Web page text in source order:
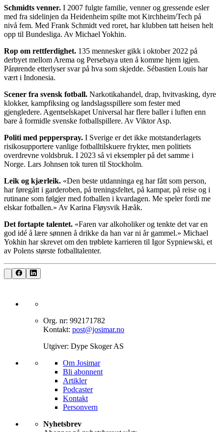
Schmidts venner. I 2007 fulgte familie, venner og gressende esler
med fra sidelinjen da Heidenheim spilte mot Kirchheim/Tech på
nivå fem. Med Frank Schmidt ved roret, har klubben tatt heisen helt
opp til Bundesliga. Av Michael Yokhin.
Rop om rettferdighet. 135 mennesker gikk i oktober 2022 på
derbyet mellom Arema og Persebaya uten å komme hjem igjen.
Pårørende etterlyser svar på hva som skjedde. Sébastien Louis har
vært i Indonesia.
Scener fra svensk fotball. Narkotikahandel, drap, hvitvasking, dyre
klokker, kampfiksing og landslagsspillere som fester med
gjengledere. Agentselskapet Universal har flere baller i luften enn
bare å formidle svenske fotballspillere. Av Viktor Asp.
Politi med pepperspray. I Sverige er det ikke motstanderlagets
risikosupportere vanlige fotballtilskuere frykter, men politiets
overdrevne voldsbruk. I 2023 så vi eksempler på det samme i
Norge. Lars Johnsen tok turen til Stockholm.
Leik og kjærleik. «Den beste utdanninga eg har fått som person,
har føregått i garderoben, på treningsfeltet, på kampar, på reise og i
rutinane som følgjer med fotballen i kvardagen. Me speler fordi me
elskar fotballen.» Av Karina Fløysvik Hæåk.
Det fortapte talentet. «Faren var alkoholiker og tenkte det var en
god idé å lære sønnen å drikke da han var ni år gammel.» Michael
Yokhin har skrevet om den trøblete karrieren til Igor Sypniewski, et
av Polens største fotballtalenter.
Org. nr: 992171782
Kontakt: post@josimar.no
Utgiver: Dype Skoger AS
Om J‌osimar ‍ ​‍​‍‌‍
Bli abonnent​​​​‌ ‍ ​‍​‍‌‍ ‌ ​‍‌‍‍‌‌‍‌ ‌‍‍‌‌‍ ‍​‍​‍​ ‍‍​‍​‍‌ ​ ‌‍​‌‌‍ ‍‌‍‍‌‌ ‌​‌ ‍‌​‍ ‍‌‍‍‌‌‍ ​‍​‍​‍ ​​‍​‍‌‍‍​‌ ​‍‌‍‌‌‌‍‌‍​‍​‍​ ‍‍​‍​‍‌‍‍​‌ ‌​‌ ‌​‌ ​​‌ ​ ​ ‍‍​‍ ​‍ ‌‍‌‌‌‍‌​‌‍‍‌‌ ‌​​‍ ‍‌‍‍‌‌‍‌​‌‍​‌‌‍‌ ‌ ​‍‌‍​‌‌‍ ‍‌‍‍‍‌‍​‌‌‍ ‍‌ ​ ‌‍‌‌‌‍ ‍​‍ ‍‌‍​ ‌‍ ‌‍ ‌​‍ ‌‍‍‌‌‍ ‍‌ ‌​‌‍‌‌‌‍ ‍‌ ‌​​‍ ‌‍‌‌‌‍‌​‌‍‍‌‌ ‌​​‍ ‌‍ ‌‌‍ ‌‍‌​‌‍‌‌​ ‌‌ ​​‌ ​‍‌‍‌‌‌ ​ ‌‍‌‌‌‍ ‍‌ ‌​‌‍​‌‌ ‌​‌‍‍‌‌‍ ‌‍ ‍​ ‍ ‌‍‍‌‌‍‌​​ ‌‌‍‌‍‌‍ ‌‍ ‌ ‌​‌‍‌‌‌ ​‍​ ‍ ‌ ‌​‌ ‍‌‌ ​​‌‍‌‌​ ‌‌‍‌‍‌‍ ‌‍ ‌ ‌​‌‍‌‌‌ ​‍​ ‍ ‌ ​​‌‍​‌‌ ‌​‌‍‍​​ ‌‌‍​ ‌‍ ‌‍ ​‌ ‌‌‌‍ ‌‌‍ ‍‌ ​ ​‍‌‌​ ‌‌‌​​‍‌‌ ‌‍‍ ‌‍‌‌‌ ‍‌​‍‌‌​ ​ ‌​‌​​‍‌‌​ ​ ‌​‌​​‍‌‌​ ​‍​ ​‍‌‍​‍​ ‍‌‌‍​ ‌‍‌‍‌‍​ ​ ​‌​ ‌​‌‍​‍‌‍‌‍​ ‍​​ ‌‌‌‍​‍​‍‌‌​ ​‍​ ​‍​‍‌‌​ ‌‌‌​‌​​‍ ‍‌‍​ ‌‍ ‌‍ ​‌ ‌‌‌‍ ‌‌‍ ‍‌​‍‌‌ ‌​‌‍‌‌‌‍ ‌‌ ​ ​‍‌‌​ ‌‌‌​​‍‌‌ ‌‍‍ ‌‍‌‌‌ ‍‌​‍‌‌​ ​ ‌​‌​​‍‌‌​ ​ ‌​‌​​‍‌‌​ ​‍​ ​‍‌‍​‌‌‍‌‍​ ‌‍​ ‌​‌‍‌‌​ ‍‌‌‍‌​‌‍​‍​ ‌ ‌‍​‌​ ‌ ​ ​​​‍‌‌​ ​‍​ ​‍​‍‌‌​ ‌‌‌​‌​​‍ ‍‌‍‍‌‌ ‌​‌‍‌‌‌‍ ‌‌ ​ ​‍‌‌​ ‌‌‌​​‍‌‌ ‌‍‍ ‌‍‌‌‌ ‍‌​‍‌‌​ ​ ‌​‌​​‍‌‌​ ​ ‌​‌​​‍‌‌​ ​‍​ ​‍‌‍‌‌‌‍​‌‌‍‌‌​ ‌‍‌‍​‍‌‍‌‌‌‍‌‌‌‍‌‍‌‍​‍​ ‍​​ ​ ​ ​ ​‍‌‌​ ​‍​ ​‍​‍‌‌​ ‌‌‌​‌​​‍ ‍‌‍ ​‌‍​‌‌‍​‍‌‍‌‌‌‍ ​​ ‌‍​‍‌‍​‌‌ ​ ‌‍‌‌‌‌‌‌‌ ​‍‌‍ ​​ ‌‌‍‍​‌ ‌​‌ ‌​‌ ​​‌ ​ ​‍‌‌​ ​ ‌​​‌​‍‌‌​ ​‍‌​‌‍​‍‌‌​ ​‍‌​‌‍‌‍‌‌‌‍‌​‌‍‍‌‌ ‌​​‍ ‍‌‍‍‌‌‍‌​‌‍​‌‌‍‌ ‌ ​‍‌‍​‌‌‍ ‍‌‍‍‍‌‍​‌‌‍ ‍‌ ​ ‌‍‌‌‌‍ ‍​‍ ‍‌‍​ ‌‍ ‌‍ ‌​‍‌‍‌‍‍‌‌‍‌​​ ‌‌‍‌‍‌‍ ‌‍ ‌ ‌​‌‍‌‌‌ ​‍​‍‌‍‌ ‌​‌ ‍‌‌ ​​‌‍‌‌​ ‌‌‍‌‍‌‍ ‌‍ ‌ ‌​‌‍‌‌‌ ​‍​‍‌‍‌ ​​‌‍​‌‌ ‌​‌‍‍​​ ‌‌‍​ ‌‍ ‌‍ ​‌ ‌‌‌‍ ‌‌‍ ‍‌ ​ ​‍‌‌​ ‌‌‌​​‍‌‌ ‌‍‍ ‌‍‌‌‌ ‍‌​‍‌‌​ ​ ‌​‌​​‍‌‌​ ​ ‌​‌​​‍‌‌​ ​‍​ ​‍‌‍​‍​ ‍‌‌‍​ ‌‍‌‍‌‍​ ​ ​‌​ ‌​‌‍​‍‌‍‌‍​ ‍​​ ‌‌‌‍​‍​‍‌‌​ ​‍​ ​‍​‍‌‌​ ‌‌‌​‌​​‍ ‍‌‍​ ‌‍ ‌‍ ​‌ ‌‌‌‍ ‌‌‍ ‍‌​‍‌‌ ‌​‌‍‌‌‌‍ ‌‌ ​ ​‍‌‌​ ‌‌‌​​‍‌‌ ‌‍‍ ‌‍‌‌‌ ‍‌​‍‌‌​ ​ ‌​‌​​‍‌‌​ ​ ‌​‌​​‍‌‌​ ​‍​ ​‍‌‍​‌‌‍‌‍​ ‌‍​ ‌​‌‍‌‌​ ‍‌‌‍‌​‌‍​‍​ ‌ ‌‍​‌​ ‌ ​ ​​​‍‌‌​ ​‍​ ​‍​‍‌‌​ ‌‌‌​‌​​‍ ‍‌‍‍‌‌ ‌​‌‍‌‌‌‍ ‌‌ ​ ​‍‌‌​ ‌‌‌​​‍‌‌ ‌‍‍ ‌‍‌‌‌ ‍‌​‍‌‌​ ​ ‌​‌​​‍‌‌​ ​ ‌​‌​​‍‌‌​ ​‍​ ​‍‌‍‌‌‌‍​‌‌‍‌‌​ ‌‍‌‍​‍‌‍‌‌‌‍‌‌‌‍‌‍‌‍​‍​ ‍​​ ​ ​ ​ ​‍‌‌​ ​‍​ ​‍​‍‌‌​ ‌‌‌​‌​​‍ ‍‌‍ ​‌‍​‌‌‍​‍‌‍‌‌‌‍ ​​‍‌‍‌ ​​‌‍‌‌‌ ​‍‌ ​ ‌ ​​‌‍‌‌‌‍​ ‌ ‌​‌‍‍‌‌ ‌‍‌‍‌‌​ ‌‌ ​​‌ ‌‌‌‍​‍‌‍ ​‌‍‍‌‌ ​ ‌‍‍​‌‍‌‌‌‍‌​​‍​‍‌ ‌
Artikler
Podcaster
Kontakt
Personvern​​​​‌ ‍ ​‍​‍‌‍ ‌ ​‍‌‍‍‌‌‍‌ ‌‍‍‌‌‍ ‍​‍​‍​ ‍‍​‍​‍‌ ​ ‌‍​‌‌‍ ‍‌‍‍‌‌ ‌​‌ ‍‌​‍ ‍‌‍‍‌‌‍ ​‍​‍​‍ ​​‍​‍‌‍‍​‌ ​‍‌‍‌‌‌‍‌‍​‍​‍​ ‍‍​‍​‍‌‍‍​‌ ‌​‌ ‌​‌ ​​‌ ​ ​ ‍‍​‍ ​‍ ‌‍‌‌‌‍‌​‌‍‍‌‌ ‌​​‍ ‍‌‍‍‌‌‍‌​‌‍​‌‌‍‌ ‌ ​‍‌‍​‌‌‍ ‍‌‍‍‍‌‍​‌‌‍ ‍‌ ​ ‌‍‌‌‌‍ ‍​‍ ‍‌‍​ ‌‍ ‌‍ ‌​‍ ‌‍‍‌‌‍ ‍‌ ‌​‌‍‌‌‌‍ ‍‌ ‌​​‍ ‌‍‌‌‌‍‌​‌‍‍‌‌ ‌​​‍ ‌‍ ‌‌‍ ‌‍‌​‌‍‌‌​ ‌‌ ​​‌ ​‍‌‍‌‌‌ ​ ‌‍‌‌‌‍ ‍‌ ‌​‌‍​‌‌ ‌​‌‍‍‌‌‍ ‌‍ ‍​ ‍ ‌‍‍‌‌‍‌​​ ‌‌‍‌‍‌‍ ‌‍ ‌ ‌​‌‍‌‌‌ ​‍​ ‍ ‌ ‌​‌ ‍‌‌ ​​‌‍‌‌​ ‌‌‍‌‍‌‍ ‌‍ ‌ ‌​‌‍‌‌‌ ​‍​ ‍ ‌ ​​‌‍​‌‌ ‌​‌‍‍​​ ‌‌‍​ ‌‍ ‌‍ ​‌ ‌‌‌‍ ‌‌‍ ‍‌ ​ ​‍‌‌​ ‌‌‌​​‍‌‌ ‌‍‍ ‌‍‌‌‌ ‍‌​‍‌‌​ ​ ‌​‌​​‍‌‌​ ​ ‌​‌​​‍‌‌​ ​‍​ ​‍‌‍​‍​ ‍‌‌‍​ ‌‍‌‍‌‍​ ​ ​‌​ ‌​‌‍​‍‌‍‌‍​ ‍​​ ‌‌‌‍​‍​‍‌‌​ ​‍​ ​‍​‍‌‌​ ‌‌‌​‌​​‍ ‍‌‍​ ‌‍ ‌‍ ​‌ ‌‌‌‍ ‌‌‍ ‍‌​‍‌‌ ‌​‌‍‌‌‌‍ ‌‌ ​ ​‍‌‌​ ‌‌‌​​‍‌‌ ‌‍‍ ‌‍‌‌‌ ‍‌​‍‌‌​ ​ ‌​‌​​‍‌‌​ ​ ‌​‌​​‍‌‌​ ​‍​ ​‍‌‍​‌‌‍‌‍​ ‌‍​ ‌​‌‍‌‌​ ‍‌‌‍‌​‌‍​‍​ ‌ ‌‍​‌​ ‌ ​ ​​​‍‌‌​ ​‍​ ​‍​‍‌‌​ ‌‌‌​‌​​‍ ‍‌‍‍‌‌ ‌​‌‍‌‌‌‍ ‌‌ ​ ​‍‌‌​ ‌‌‌​​‍‌‌ ‌‍‍ ‌‍‌‌‌ ‍‌​‍‌‌​ ​ ‌​‌​​‍‌‌​ ​ ‌​‌​​‍‌‌​ ​‍​ ​‍​ ‌‌‌‍​ ‌‍‌​​ ​‍​ ‍‌​ ​‍​ ​‌‌‍‌​​ ‌‍‌‍‌‌​ ‌‌​ ‌‍​‍‌‌​ ​‍​ ​‍​‍‌‌​ ‌‌‌​‌​​‍ ‍‌‍ ​‌‍​‌‌‍​‍‌‍‌‌‌‍ ​​ ‌‍​‍‌‍​‌‌ ​ ‌‍‌‌‌‌‌‌‌ ​‍‌‍ ​​ ‌‌‍‍​‌ ‌​‌ ‌​‌ ​​‌ ​ ​‍‌‌​ ​ ‌​​‌​‍‌‌​ ​‍‌​‌‍​‍‌‌​ ​‍‌​‌‍‌‍‌‌‌‍‌​‌‍‍‌‌ ‌​​‍ ‍‌‍‍‌‌‍‌​‌‍​‌‌‍‌ ‌ ​‍‌‍​‌‌‍ ‍‌‍‍‍‌‍​‌‌‍ ‍‌ ​ ‌‍‌‌‌‍ ‍​‍ ‍‌‍​ ‌‍ ‌‍ ‌​‍‌‍‌‍‍‌‌‍‌​​ ‌‌‍‌‍‌‍ ‌‍ ‌ ‌​‌‍‌‌‌ ​‍​‍‌‍‌ ‌​‌ ‍‌‌ ​​‌‍‌‌​ ‌‌‍‌‍‌‍ ‌‍ ‌ ‌​‌‍‌‌‌ ​‍​‍‌‍‌ ​​‌‍​‌‌ ‌​‌‍‍​​ ‌‌‍​ ‌‍ ‌‍ ​‌ ‌‌‌‍ ‌‌‍ ‍‌ ​ ​‍‌‌​ ‌‌‌​​‍‌‌ ‌‍‍ ‌‍‌‌‌ ‍‌​‍‌‌​ ​ ‌​‌​​‍‌‌​ ​ ‌​‌​​‍‌‌​ ​‍​ ​‍‌‍​‍​ ‍‌‌‍​ ‌‍‌‍‌‍​ ​ ​‌​ ‌​‌‍​‍‌‍‌‍​ ‍​​ ‌‌‌‍​‍​‍‌‌​ ​‍​ ​‍​‍‌‌​ ‌‌‌​‌​​‍ ‍‌‍​ ‌‍ ‌‍ ​‌ ‌‌‌‍ ‌‌‍ ‍‌​‍‌‌ ‌​‌‍‌‌‌‍ ‌‌ ​ ​‍‌‌​ ‌‌‌​​‍‌‌ ‌‍‍ ‌‍‌‌‌ ‍‌​‍‌‌​ ​ ‌​‌​​‍‌‌​ ​ ‌​‌​​‍‌‌​ ​‍​ ​‍‌‍​‌‌‍‌‍​ ‌‍​ ‌​‌‍‌‌​ ‍‌‌‍‌​‌‍​‍​ ‌ ‌‍​‌​ ‌ ​ ​​​‍‌‌​ ​‍​ ​‍​‍‌‌​ ‌‌‌​‌​​‍ ‍‌‍‍‌‌ ‌​‌‍‌‌‌‍ ‌‌ ​ ​‍‌‌​ ‌‌‌​​‍‌‌ ‌‍‍ ‌‍‌‌‌ ‍‌​‍‌‌​ ​ ‌​‌​​‍‌‌​ ​ ‌​‌​​‍‌‌​ ​‍​ ​‍​ ‌‌‌‍​ ‌‍‌​​ ​‍​ ‍‌​ ​‍​ ​‌‌‍‌​​ ‌‍‌‍‌‌​ ‌‌​ ‌‍​‍‌‌​ ​‍​ ​‍​‍‌‌​ ‌‌‌​‌​​‍ ‍‌‍ ​‌‍​‌‌‍​‍‌‍‌‌‌‍ ​​‍‌‍‌ ​​‌‍‌‌‌ ​‍‌ ​ ‌ ​​‌‍‌‌‌‍​ ‌ ‌​‌‍‍‌‌ ‌‍‌‍‌‌​ ‌‌ ​​‌ ‌‌‌‍​‍‌‍ ​‌‍‍‌‌ ​ ‌‍‍​‌‍‌‌‌‍‌​​‍​‍‌ ‌
Nyhetsbrev